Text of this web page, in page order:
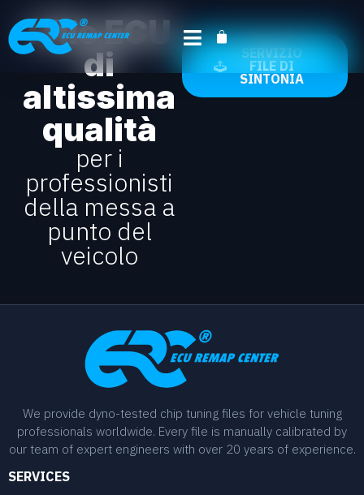
I file ECU
di
altissima
qualità
per i
professionisti
della messa a
punto del
veicolo
SERVIZIO
FILE DI
SINTONIA
We provide dyno-tested chip tuning files for vehicle tuning
professionals worldwide. Every file is manually calibrated by
our team of expert engineers with over 20 years of experience.
SERVICES